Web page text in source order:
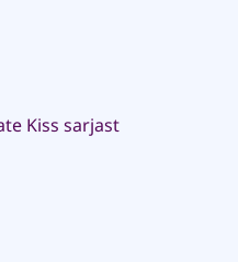
Kiss sarjast